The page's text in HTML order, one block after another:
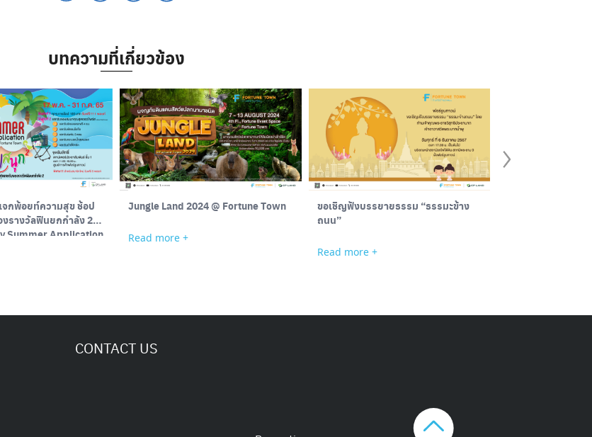
บทความที่เกี่ยวข้อง
กพ้อยท์ความสุข ช้อป
รางวัลฟินยกกำลัง 2
Summer Application
Jungle Land 2024 @ Fortune Town
Read more +
ขอเชิญฟังบรรยายธรรม “ธรรมะข้าง
ถนน”
Read more +
CONTACT US